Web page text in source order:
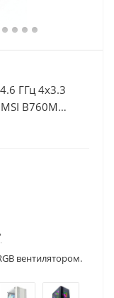
ГГц 4x3.3
B760M
8Гб,
вентилятором.